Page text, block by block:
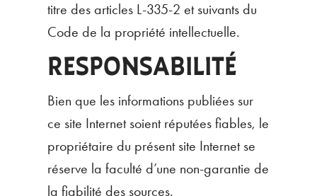
titre des articles L-335-2 et suivants du
Code de la propriété intellectuelle.
RESPONSABILITÉ
Bien que les informations publiées sur
ce site Internet soient réputées fiables, le
propriétaire du présent site Internet se
réserve la faculté d’une non-garantie de
la fiabilité des sources.